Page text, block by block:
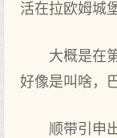
活在拉欧姆城
大概是在
好像是叫啥，
顺带引申